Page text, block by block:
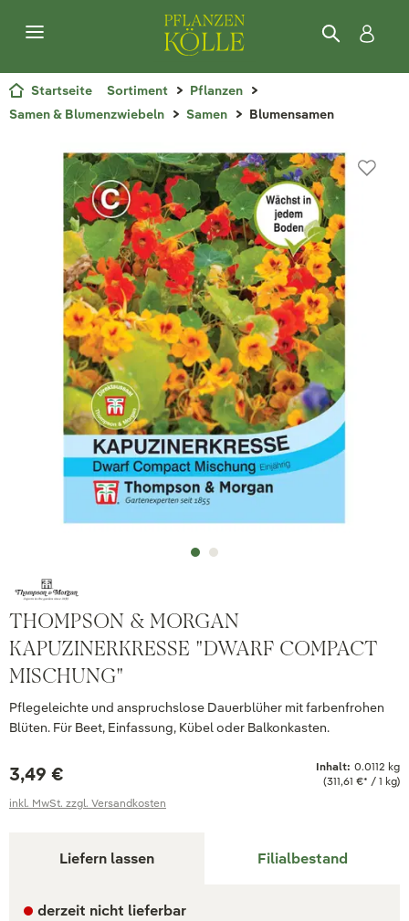
Startseite Sortiment
Pflanzen
Samen & Blumenzwiebeln
Samen Blumensamen
THOMPSON & MORGAN
KAPUZINERKRESSE "DWARF COMPACT
MISCHUNG"
Pflegeleichte und anspruchslose Dauerblüher mit farbenfrohen
Blüten. Für Beet, Einfassung, Kübel oder Balkonkasten.
3,49 € Inhalt: 0.0112 kg
(311,61 €* / 1 kg)
inkl. MwSt. zzgl. Versandkosten
Liefern lassen Filialbestand
derzeit nicht lieferbar